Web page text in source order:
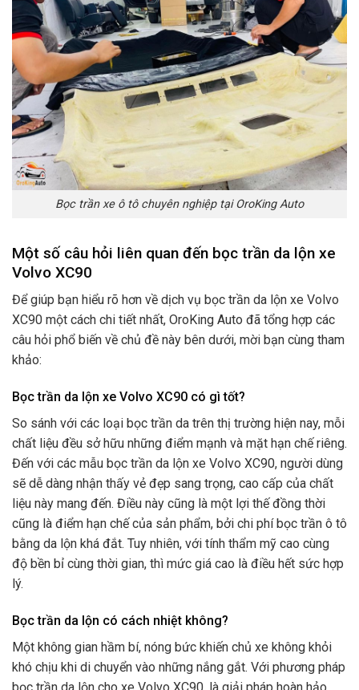
Bọc trần xe ô tô chuyên nghiệp tại OroKing Auto
Một số câu hỏi liên quan đến bọc trần da lộn xe
Volvo XC90
Để giúp bạn hiểu rõ hơn về dịch vụ bọc trần da lộn xe Volvo
XC90 một cách chi tiết nhất, OroKing Auto đã tổng hợp các
câu hỏi phổ biến về chủ đề này bên dưới, mời bạn cùng tham
khảo:
Bọc trần da lộn xe Volvo XC90 có gì tốt?
So sánh với các loại bọc trần da trên thị trường hiện nay, mỗi
chất liệu đều sở hữu những điểm mạnh và mặt hạn chế riêng.
Đến với các mẫu bọc trần da lộn xe Volvo XC90, người dùng
sẽ dễ dàng nhận thấy vẻ đẹp sang trọng, cao cấp của chất
liệu này mang đến. Điều này cũng là một lợi thế đồng thời
cũng là điểm hạn chế của sản phẩm, bởi chi phí bọc trần ô tô
bằng da lộn khá đắt. Tuy nhiên, với tính thẩm mỹ cao cùng
độ bền bỉ cùng thời gian, thì mức giá cao là điều hết sức hợp
lý.
Bọc trần da lộn có cách nhiệt không?
Một không gian hầm bí, nóng bức khiến chủ xe không khỏi
khó chịu khi di chuyển vào những nắng gắt. Với phương pháp